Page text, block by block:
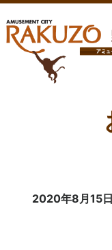
2020年8月15